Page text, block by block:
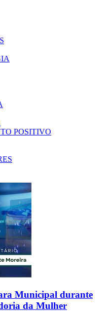
POSITIVO
Municipal durante
da Mulher